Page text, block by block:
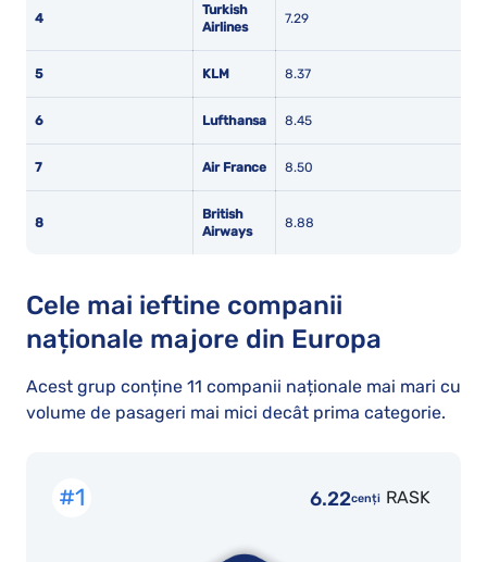
4
Turkish
Airlines
7.29
5 KLM 8.37
6 Lufthansa 8.45
7 Air France 8.50
8
British
Airways
8.88
Cele mai ieftine companii
naționale majore din Europa
Acest grup conține 11 companii naționale mai mari cu
volume de pasageri mai mici decât prima categorie.
#1 6.22cenți RASK